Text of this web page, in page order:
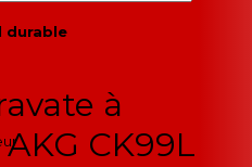
durable
à
CK99L